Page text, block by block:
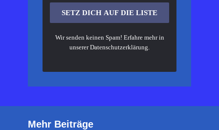
Wir senden keinen Spam! Erfahre mehr in
unsererDatenschutzerklärung.
Mehr Beiträge